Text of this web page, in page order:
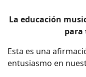
La educación
para
Esta es una
entusiasmo en